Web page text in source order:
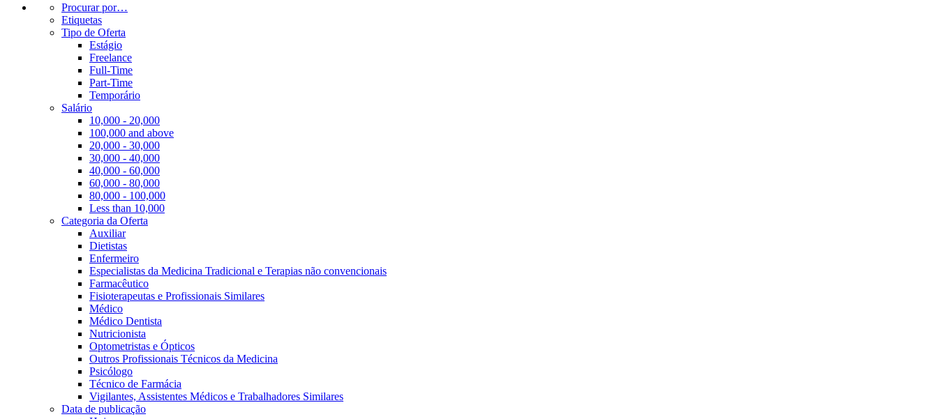
Procurar por…
Etiquetas
Tipo de Oferta
Estágio
Freelance
Full-Time
Part-Time
Temporário
Salário
10,000 - 20,000
100,000 and above
20,000 - 30,000
30,000 - 40,000
40,000 - 60,000
60,000 - 80,000
80,000 - 100,000
Less than 10,000
Categoria da Oferta
Auxiliar
Dietistas
Enfermeiro
Especialistas da Medicina Tradicional e Terapias não convencionais
Farmacêutico
Fisioterapeutas e Profissionais Similares
Médico
Médico Dentista
Nutricionista
Optometristas e Ópticos
Outros Profissionais Técnicos da Medicina
Psicólogo
Técnico de Farmácia
Vigilantes, Assistentes Médicos e Trabalhadores Similares
Data de publicação